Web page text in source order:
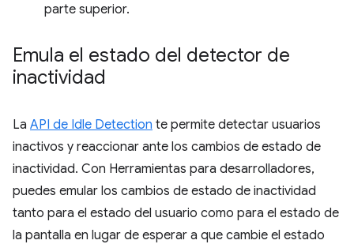
parte superior.
Emula el estado del detector de
inactividad
La API de Idle Detection te permite detectar usuarios
inactivos y reaccionar ante los cambios de estado de
inactividad. Con Herramientas para desarrolladores,
puedes emular los cambios de estado de inactividad
tanto para el estado del usuario como para el estado de
la pantalla en lugar de esperar a que cambie el estado